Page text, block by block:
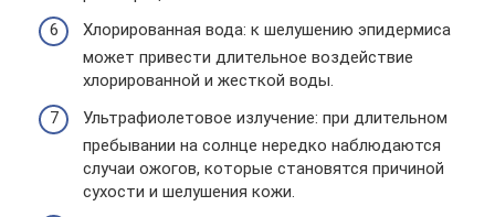
Хлорированная вода: к шелушению эпидермиса
может привести длительное воздействие
хлорированной и жесткой воды.
Ультрафиолетовое излучение: при длительном
пребывании на солнце нередко наблюдаются
случаи ожогов, которые становятся причиной
сухости и шелушения кожи.